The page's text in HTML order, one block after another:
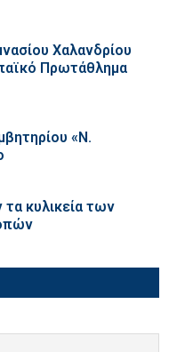
Χαλανδρίου
Πρωτάθλημα
«Ν.
κυλικεία των